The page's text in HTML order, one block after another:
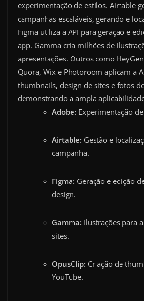
experimentação de estilos. Airtable
campanhas escaláveis, gerando e
Figma utiliza a API para geração e
app. Gamma cria milhões de
apresentações. Outros como
Quora, Wix e Photoroom aplicam a
thumbnails, design de sites e fotos
demonstrando a ampla
Adobe: Experimentação
Airtable: Gestão e
campanha.
Figma: Geração e edição
design.
Gamma: Ilustrações para
sites.
OpusClip: Criação de
YouTube.